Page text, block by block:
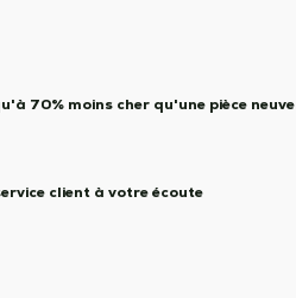
70% moins cher qu'une pièce neuve
client à votre écoute